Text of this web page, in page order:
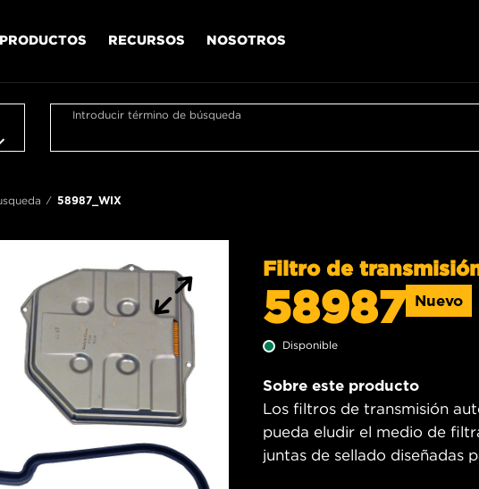
PRODUCTOS RECURSOS NOSOTROS
Introducir término de búsqueda
58987_WIX
Filtro de
58987 Nuevo
Disponible
Sobre este producto
Los filtros de transmisión
pueda eludir el medio de
juntas de sellado diseñadas